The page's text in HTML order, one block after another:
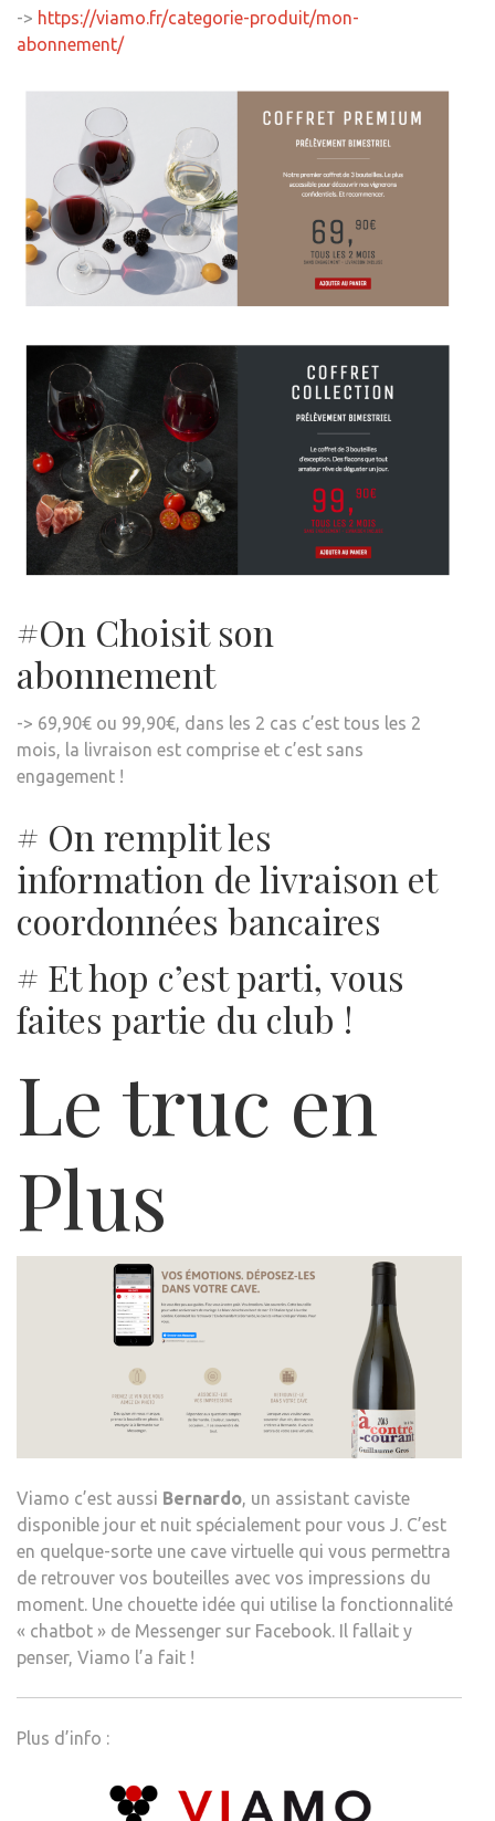
-> https://viamo.fr/categorie-produit/mon-
abonnement/
#On Choisit son
abonnement
-> 69,90€ ou 99,90€, dans les 2 cas c’est tous les 2
mois, la livraison est comprise et c’est sans
engagement !
# On remplit les
information de livraison et
coordonnées bancaires
# Et hop c’est parti, vous
faites partie du club !
Le truc en
Plus
Viamo c’est aussi Bernardo, un assistant caviste
disponible jour et nuit spécialement pour vous J. C’est
en quelque-sorte une cave virtuelle qui vous permettra
de retrouver vos bouteilles avec vos impressions du
moment. Une chouette idée qui utilise la fonctionnalité
« chatbot » de Messenger sur Facebook. Il fallait y
penser, Viamo l’a fait !
Plus d’info :